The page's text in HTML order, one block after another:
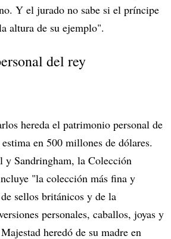
Y el jurado no sabe si el príncipe
altura de su ejemplo".
del rey
hereda el patrimonio personal de
en 500 millones de dólares.
y Sandringham, la Colección
"la colección más fina y
sellos británicos y de la
personales, caballos, joyas y
heredó de su madre en